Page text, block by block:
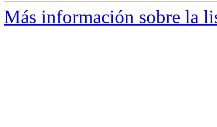
Más información sobre la